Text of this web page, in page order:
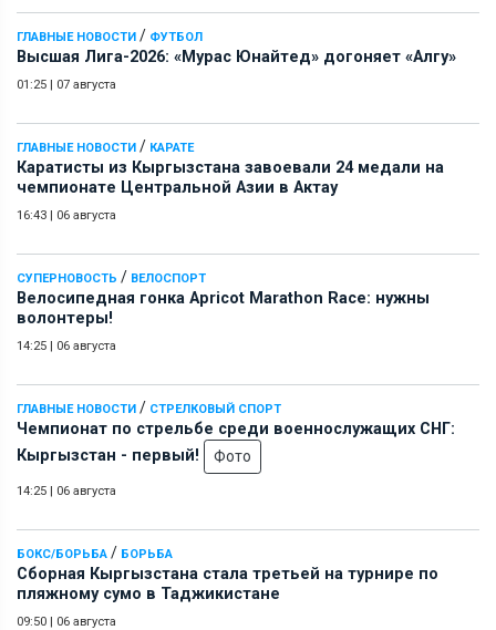
ГЛАВНЫЕ НОВОСТИ / ФУТБОЛ
Высшая Лига-2026: «Мурас Юнайтед» догоняет «Алгу»
01:25 | 07 августа
ГЛАВНЫЕ НОВОСТИ / КАРАТЕ
Каратисты из Кыргызстана завоевали 24 медали на
чемпионате Центральной Азии в Актау
16:43 | 06 августа
СУПЕРНОВОСТЬ / ВЕЛОСПОРТ
Велосипедная гонка Apricot Marathon Race: нужны
волонтеры!
14:25 | 06 августа
ГЛАВНЫЕ НОВОСТИ / СТРЕЛКОВЫЙ СПОРТ
Чемпионат по стрельбе среди военнослужащих СНГ:
Кыргызстан - первый!
Фото
14:25 | 06 августа
БОКС/БОРЬБА / БОРЬБА
Сборная Кыргызстана стала третьей на турнире по
пляжному сумо в Таджикистане
09:50 | 06 августа